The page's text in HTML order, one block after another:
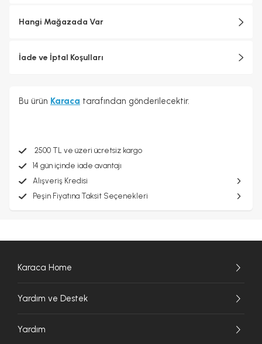
Hangi Mağazada Var
İade ve İptal Koşulları
Bu ürün Karaca tarafından gönderilecektir.
2500 TL ve üzeri ücretsiz kargo
14 gün içinde iade avantajı
Alışveriş Kredisi
Peşin Fiyatına Taksit Seçenekleri
Karaca Home
Yardım ve Destek
Yardım